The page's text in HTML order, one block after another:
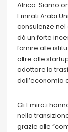
Africa. Siamo
Emirati Arabi
consulenze nel
dà un forte
fornire alle
oltre alle
adottare la
dall’economia
Gli Emirati
nella
grazie alle